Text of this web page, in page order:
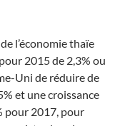
l’économie thaïe
2015 de 2,3% ou
Uni de réduire de
et une croissance
pour 2017, pour